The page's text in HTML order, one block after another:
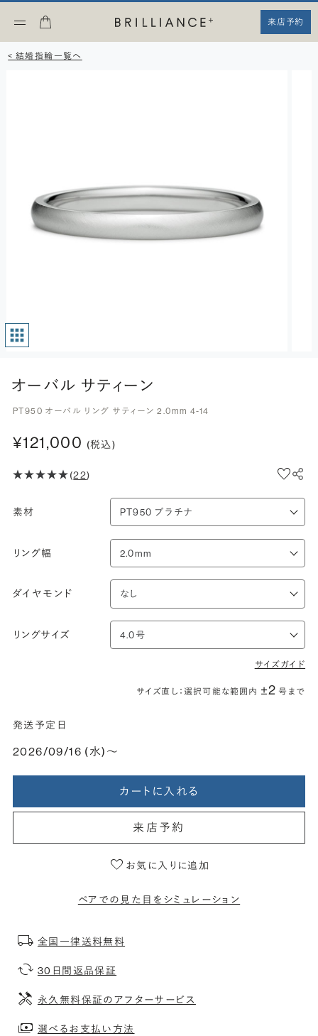
来店予約
< 結婚指輪一覧へ
オーバル サティーン
PT950 オーバル リング サティーン 2.0mm 4-14
¥121,000 (税込)
(22)
素材
リング幅
ダイヤモンド
リングサイズ
サイズガイド
サイズ直し：選択可能な範囲内 ±2 号まで
発送予定日
2026/09/16 (水)〜
カートに入れる
来店予約
お気に入りに追加
ペアでの見た目をシミュレーション
全国一律送料無料
30日間返品保証
永久無料保証のアフターサービス
選べるお支払い方法